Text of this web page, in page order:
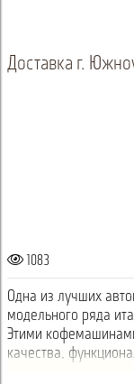
Доставка г.
1083
Одна из лучших
модельного ряда
Этими
качества,